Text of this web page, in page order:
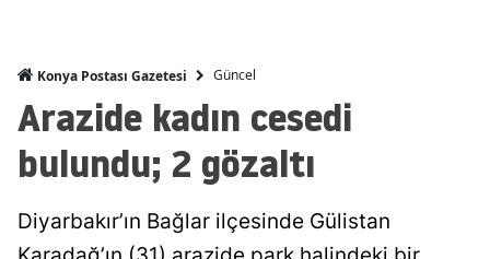
Gaziantep
Gümüşhane
Konya Postası Gazetesi Güncel
Arazide kadın cesedi
bulundu; 2 gözaltı
Diyarbakır’ın Bağlar ilçesinde Gülistan